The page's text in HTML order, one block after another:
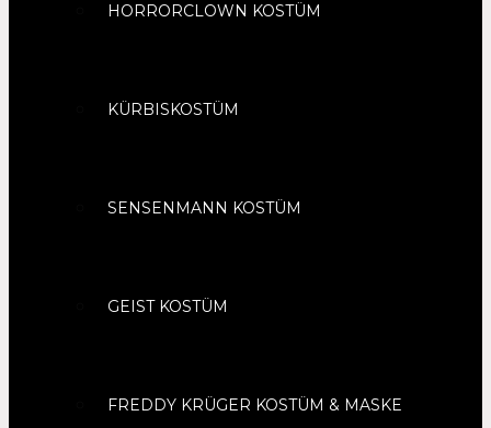
HORRORCLOWN KOSTÜM
KÜRBISKOSTÜM
SENSENMANN KOSTÜM
GEIST KOSTÜM
FREDDY KRÜGER KOSTÜM & MASKE